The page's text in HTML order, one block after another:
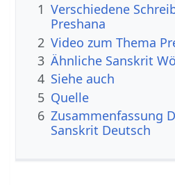
1 Verschiedene
Preshana
2 Video zum Thema
3 Ähnliche Sanskrit
4 Siehe auch
5 Quelle
6 Zusammenfassung
Sanskrit Deutsch